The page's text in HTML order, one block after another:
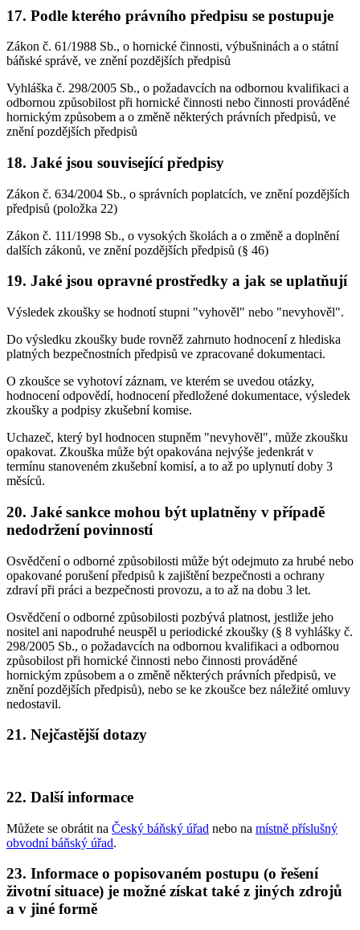
17. Podle kterého právního předpisu se postupuje
Zákon č. 61/1988 Sb., o hornické činnosti, výbušninách a o státní
báňské správě, ve znění pozdějších předpisů
Vyhláška č. 298/2005 Sb., o požadavcích na odbornou kvalifikaci a
odbornou způsobilost při hornické činnosti nebo činnosti prováděné
hornickým způsobem a o změně některých právních předpisů, ve
znění pozdějších předpisů
18. Jaké jsou související předpisy
Zákon č. 634/2004 Sb., o správních poplatcích, ve znění pozdějších
předpisů (položka 22)
Zákon č. 111/1998 Sb., o vysokých školách a o změně a doplnění
dalších zákonů, ve znění pozdějších předpisů (§ 46)
19. Jaké jsou opravné prostředky a jak se uplatňují
Výsledek zkoušky se hodnotí stupni "vyhověl" nebo "nevyhověl".
Do výsledku zkoušky bude rovněž zahrnuto hodnocení z hlediska
platných bezpečnostních předpisů ve zpracované dokumentaci.
O zkoušce se vyhotoví záznam, ve kterém se uvedou otázky,
hodnocení odpovědí, hodnocení předložené dokumentace, výsledek
zkoušky a podpisy zkušební komise.
Uchazeč, který byl hodnocen stupněm "nevyhověl", může zkoušku
opakovat. Zkouška může být opakována nejvýše jedenkrát v
termínu stanoveném zkušební komisí, a to až po uplynutí doby 3
měsíců.
20. Jaké sankce mohou být uplatněny v případě
nedodržení povinností
Osvědčení o odborné způsobilosti může být odejmuto za hrubé nebo
opakované porušení předpisů k zajištění bezpečnosti a ochrany
zdraví při práci a bezpečnosti provozu, a to až na dobu 3 let.
Osvědčení o odborné způsobilosti pozbývá platnost, jestliže jeho
nositel ani napodruhé neuspěl u periodické zkoušky (§ 8 vyhlášky č.
298/2005 Sb., o požadavcích na odbornou kvalifikaci a odbornou
způsobilost při hornické činnosti nebo činnosti prováděné
hornickým způsobem a o změně některých právních předpisů, ve
znění pozdějších předpisů), nebo se ke zkoušce bez náležité omluvy
nedostavil.
21. Nejčastější dotazy
22. Další informace
Můžete se obrátit na Český báňský úřad nebo na místně příslušný
obvodní báňský úřad.
23. Informace o popisovaném postupu (o řešení
životní situace) je možné získat také z jiných zdrojů
a v jiné formě